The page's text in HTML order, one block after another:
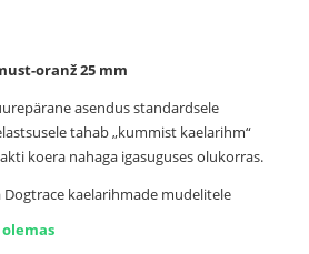
oranž 25 mm
asendus standardsele
tahab „kummist kaelarihm“
koera nahaga igasuguses olukorras.
Dogtrace kaelarihmade mudelitele
olemas